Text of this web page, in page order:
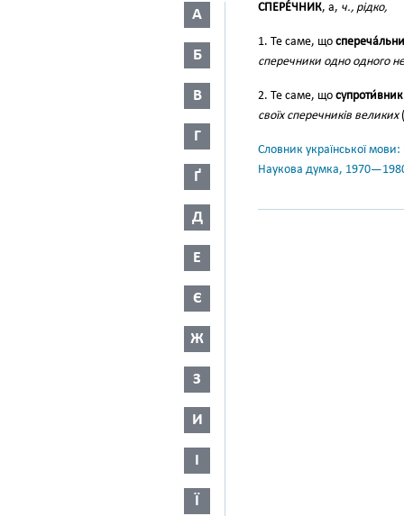
А
Б
В
Г
Ґ
Д
Е
Є
Ж
З
И
І
Ї
СПЕРЕ́ЧНИК, а, ч., рідко,
1. Те саме, що
сперечники одно одного
2. Те саме, що супроти́вник
своїх сперечників великих
Словник української
Наукова думка,